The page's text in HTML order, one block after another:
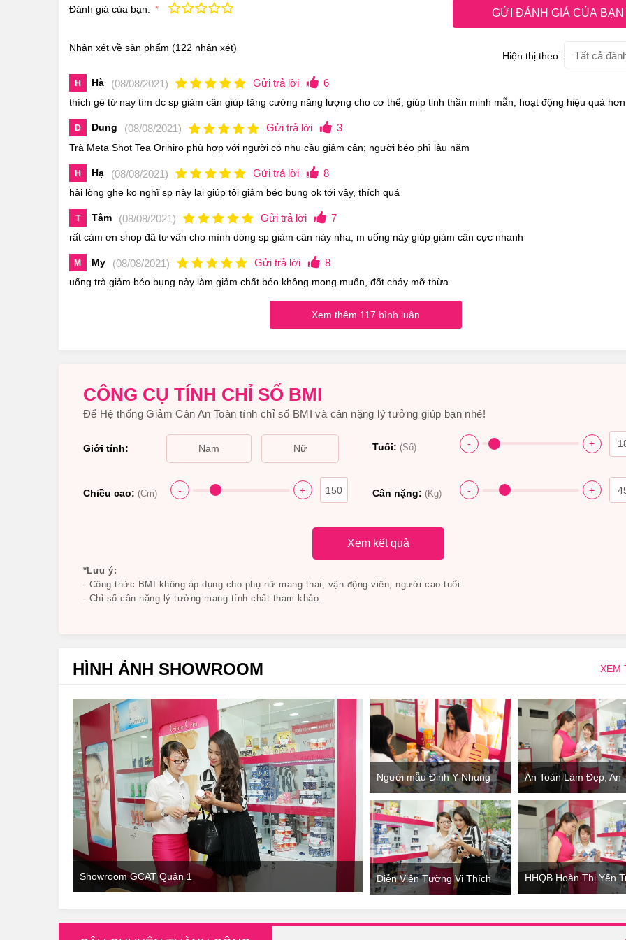
TràMeta Shot Tea Orihirongoài giúp giảm cân còn giúp người dùng hạn chế tình trạng tăng cân. Đồng thời sản
2.Trà giảm béo bụng Meta Shot Tea Orihiro Có Nguồn Gốc Xuất Xứ Từ Đâu, Thành Phần Như
được chiết xuất từ lá mai; quả ổi, lá hồng, rooibos, gymne masylvesta,
banaba, ổi, sarasia, lá hồng, bầu đắng, bột chiết xuất garcinia,…
Đánh giá của bạn: Tuyệt vời!
Rất tốt
Trung bình
Fair
Kém GỬI ĐÁNH GIÁ CỦA BẠN
Nhận xét về sản phẩm (122 nhận xét)
Hiện thị theo:
H Hà (08/08/2021) Gửi trả lời 6
thích gê từ nay tìm dc sp giảm cân giúp tăng cường năng lượng cho cơ thể, giúp tinh thần minh mẫn, hoạt động hiệu quả
D Dung (08/08/2021) Gửi trả lời 3
Trà Meta Shot Tea Orihiro phù hợp với người có nhu cầu giảm cân; người béo phì lâu năm
H Hạ (08/08/2021) Gửi trả lời 8
hài lòng ghe ko nghĩ sp này lại giúp tôi giảm béo bụng ok tới vậy, thích quá
T Tâm (08/08/2021) Gửi trả lời 7
rất cảm ơn shop đã tư vấn cho mình dòng sp giảm cân này nha, m uống này giúp giảm cân cực nhanh
M My (08/08/2021) Gửi trả lời 8
uống trà giảm béo bụng này làm giảm chất béo không mong muốn, đốt cháy mỡ thừa
Xem thêm 117 bình luân
CÔNG CỤ TÍNH CHỈ SỐ BMI
Để Hệ thống Giảm Cân An Toàn tính chỉ số BMI và cân nặng lý tưởng giúp bạn nhé!
Giới tính: Nam Nữ Tuổi: (Số) - +
Chiều cao: (Cm) - + Cân nặng: (Kg) - +
Xem kết quả
*Lưu ý:
- Công thức BMI không áp dụng cho phụ nữ mang thai, vận động viên, người cao tuổi.
- Chỉ số cân nặng lý tưởng mang tính chất tham khảo.
HÌNH ẢNH SHOWROOM XEM
Showroom GCAT Quận 1
Người mẫu Đinh Y Nhung
đang tìm hiểu thông tin sản
phẩm tại Showroom Giảm
Cân An Toàn
An Toàn Làm Đẹp, An
Mua Sắm
Diễn Viên Tường Vi Thích HHQB Hoàn Thị Yến